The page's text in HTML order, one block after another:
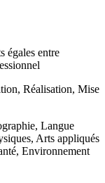
égales entre
Réalisation, Mise
Langue
Arts appliqués
Environnement